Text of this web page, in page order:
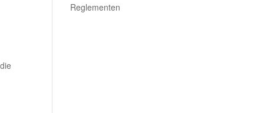
Reglementen